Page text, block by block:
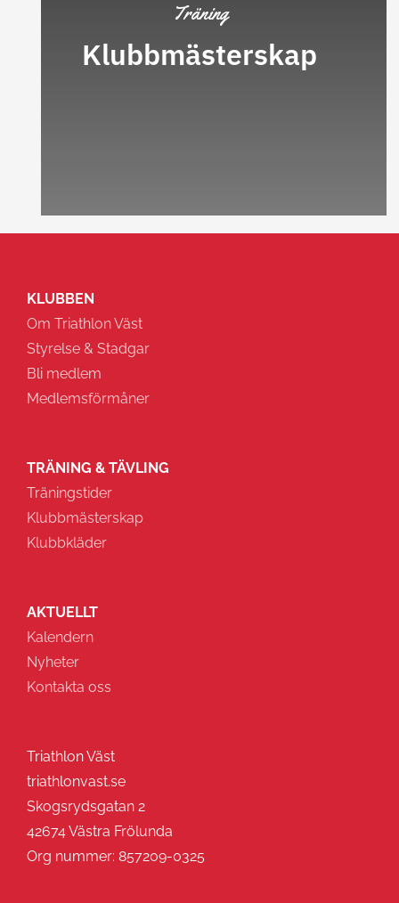
Träning
Klubbmästerskap
KLUBBEN
Om Triathlon Väst
Styrelse & Stadgar
Bli medlem
Medlemsförmåner
TRÄNING & TÄVLING
Träningstider
Klubbmästerskap
Klubbkläder
AKTUELLT
Kalendern
Nyheter
Kontakta oss
Triathlon Väst
triathlonvast.se
Skogsrydsgatan 2
42674 Västra Frölunda
Org nummer: 857209-0325